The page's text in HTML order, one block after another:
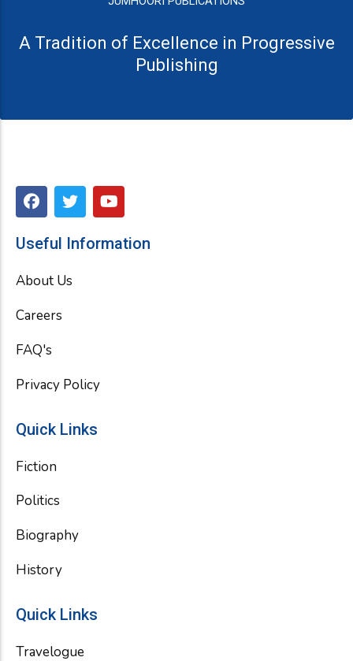
A Tradition of Excellence in Progressive
Publishing
F
a
e
o
T
w
t
r
Y
o
t
Useful Information
About Us
Careers
FAQ's
Privacy Policy
Quick Links
Fiction
Politics
Biography
History
Quick Links
Travelogue